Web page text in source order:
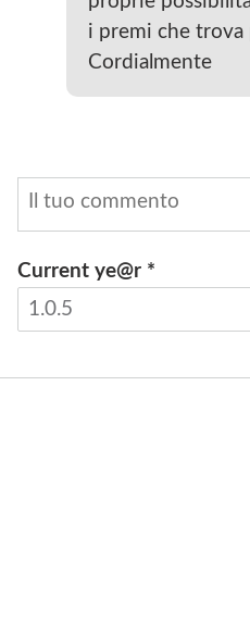
i premi che
Cordialmente
Current ye@r *